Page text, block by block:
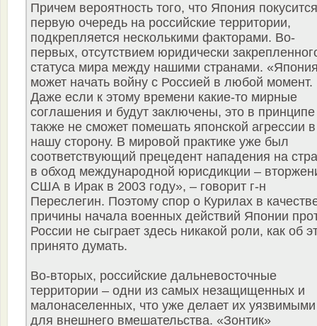
Причем вероятность того, что Япония
первую очередь на российские территории,
подкрепляется несколькими факторами. Во-
первых, отсутствием юридически
статуса мира между нашими странами.
может начать войну с Россией в любой момент.
Даже если к этому времени какие-то мирные
соглашения и будут заключены, это в принципе
также не сможет помешать японской агрессии в
нашу сторону. В мировой практике уже был
соответствующий прецедент нападения на
в обход международной юрисдикции –
США в Ирак в 2003 году», – говорит г-н
Переслегин. Поэтому спор о Курилах в
причины начала военных действий Японии
России не сыграет здесь никакой роли, как об
принято думать.
Во-вторых, российские дальневосточные
территории – одни из самых незащищенных и
малонаселенных, что уже делает их уязвимыми
для внешнего вмешательства. «Зонтик»